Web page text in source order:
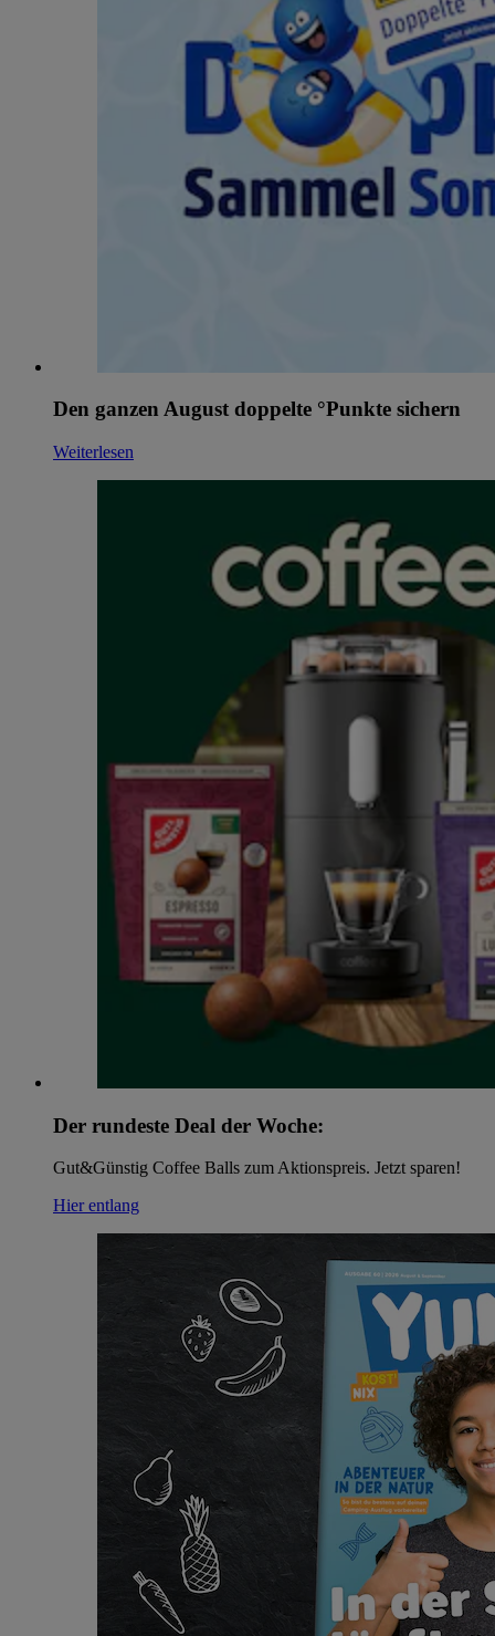
Den ganzen August doppelte °Punkte sichern
Weiterlesen
Der rundeste Deal der Woche:
Gut&Günstig Coffee Balls zum Aktionspreis. Jetzt sparen!
Hier entlang